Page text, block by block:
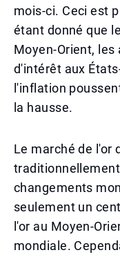
mois-ci. Ceci est
étant donné que
Moyen-Orient,
d'intérêt aux
l'inflation
la hausse.
Le marché de l'or
changements
seulement un
l'or au Moyen-
mondiale.